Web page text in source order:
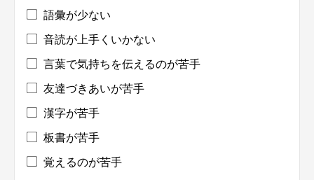
語彙が少ない
音読が上手くいかない
言葉で気持ちを伝えるのが苦手
友達づきあいが苦手
漢字が苦手
板書が苦手
覚えるのが苦手